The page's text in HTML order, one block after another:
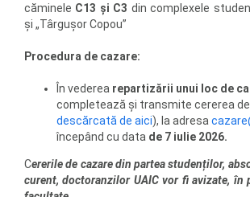
căminele C13 și C3 din complexele
și „Târgușor Copou”
Procedura de cazare:
În vederea repartizării unui loc de
completează și transmite cererea
descărcată de aici), la adresa
începând cu data de 7 iulie 2026.
Cererile de cazare din partea studenților,
curent, doctoranzilor UAIC vor fi avizate, în